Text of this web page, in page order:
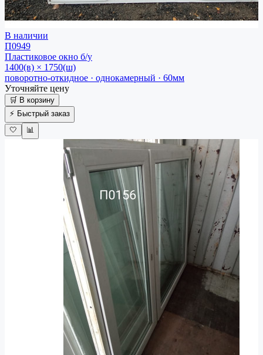
В наличии
П0949
Пластиковое окно б/у
1400(в) × 1750(ш)
поворотно-откидное · однокамерный · 60мм
Уточняйте цену
🛒 В корзину
⚡ Быстрый заказ
🤍
📊